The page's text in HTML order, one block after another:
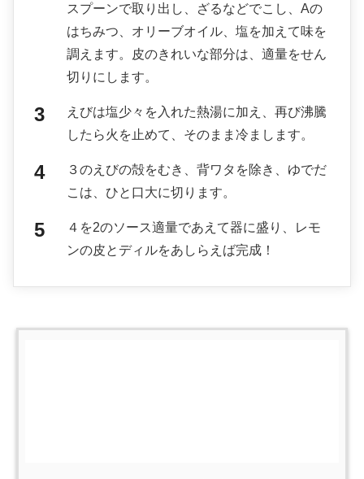
スプーンで取り出し、ざるなどでこし、Aの
はちみつ、オリーブオイル、塩を加えて味を
調えます。皮のきれいな部分は、適量をせん
切りにします。
えびは塩少々を入れた熱湯に加え、再び沸騰
したら火を止めて、そのまま冷まします。
３のえびの殻をむき、背ワタを除き、ゆでだ
こは、ひと口大に切ります。
４を2のソース適量であえて器に盛り、レモ
ンの皮とディルをあしらえば完成！